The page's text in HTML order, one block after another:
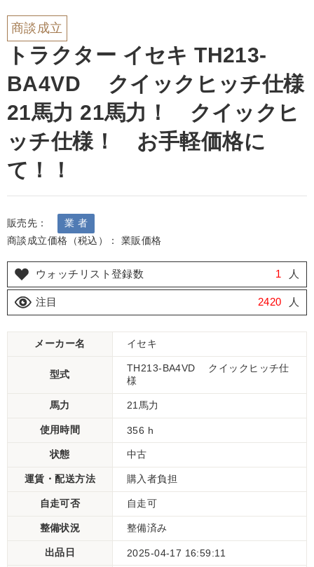
商談成立
トラクター イセキ TH213-
BA4VD クイックヒッチ仕様
21馬力 21馬力！ クイックヒ
ッチ仕様！ お手軽価格に
て！！
販売先：
業 者
商談成立価格（税込）： 業販価格
ウォッチリスト登録数 1 人
注目 2420 人
メーカー名 イセキ
型式
TH213-BA4VD クイックヒッチ仕
様
馬力 21馬力
使用時間 356 h
状態 中古
運賃・配送方法 購入者負担
自走可否 自走可
整備状況 整備済み
出品日 2025-04-17 16:59:11